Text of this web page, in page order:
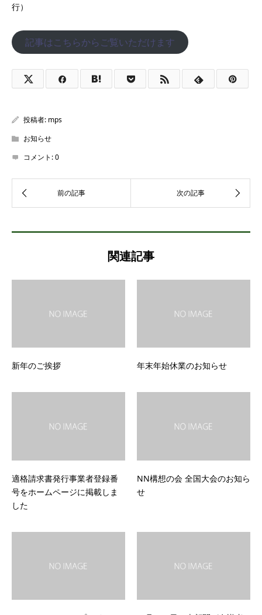
行）
記事はこちらからご覧いただけます
投稿者: mps
お知らせ
コメント:0
関連記事
新年のご挨拶 年末年始休業のお知らせ
適格請求書発行事業者登録番
号をホームページに掲載しま
した
NN構想の会 全国大会のお知ら
せ